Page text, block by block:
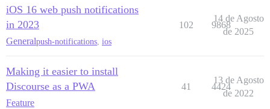
iOS 16 web push notifications
in 2023
Generalpush-notifications ios
102 9868
14 de Agosto
de 2025
Making it easier to install
Discourse as a PWA
Feature
41 4424
13 de Agosto
de 2022